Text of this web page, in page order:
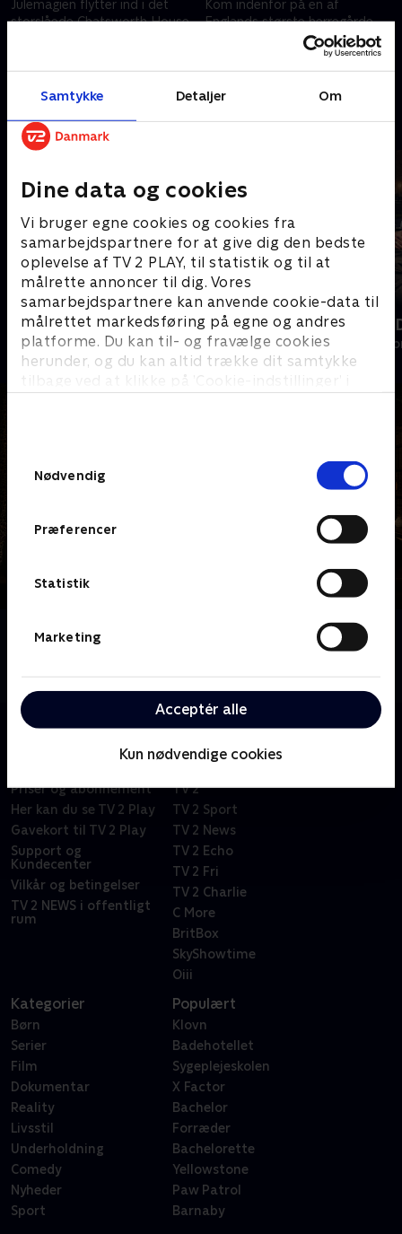
Samtykke Detaljer Om
Dine data og cookies
Vi bruger egne cookies og cookies fra
samarbejdspartnere for at give dig den bedste
oplevelse af TV 2 PLAY, til statistik og til at
målrette annoncer til dig. Vores
samarbejdspartnere kan anvende cookie-data til
målrettet markedsføring på egne og andres
platforme. Du kan til- og fravælge cookies
herunder, og du kan altid trække dit samtykke
tilbage ved at klikke på ’Cookie-indstillinger’ i
Nødvendig
Præferencer
Statistik
Marketing
Acceptér alle
Kun nødvendige cookies
Julemagien flytter ind i det
storslåede Chatsworth House,
gæster oplever jul fra hele
verden. .
Kom indenfor på en af
Englands største herregårde,
når lord og lady Bath slår
dørene op og omdanner deres
hjem til et magisk juleland. .
Andre så også
Jul på Hindsgavl
Livsstil • 1 sæsoner
Sæt pris på
Livsstil • 6
Om Jul på herregården
Kom med bagom, når Englands største slotte og
Priser og abonnement
Her kan du se TV 2 Play
Gavekort til TV 2 Play
Support og
Kundecenter
Vilkår og betingelser
TV 2 NEWS i offentligt
rum
TV 2
TV 2 Sport
TV 2 News
TV 2 Echo
TV 2 Fri
TV 2 Charlie
C More
BritBox
SkyShowtime
Oiii
Kategorier
Børn
Serier
Film
Dokumentar
Reality
Livsstil
Underholdning
Comedy
Nyheder
Sport
Populært
Klovn
Badehotellet
Sygeplejeskolen
X Factor
Bachelor
Forræder
Bachelorette
Yellowstone
Paw Patrol
Barnaby